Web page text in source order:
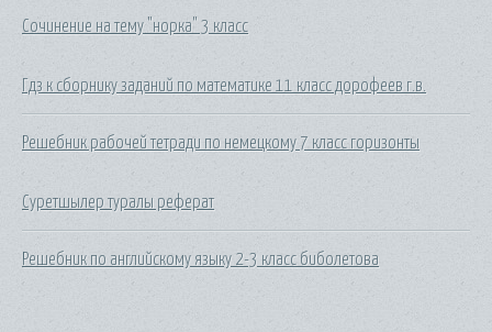
Сочинение на тему "норка" 3 класс
Гдз к сборнику заданий по математике 11 класс дорофеев г.в.
Решебник рабочей тетради по немецкому 7 класс горизонты
Суретшылер туралы реферат
Решебник по английскому языку 2-3 класс биболетова